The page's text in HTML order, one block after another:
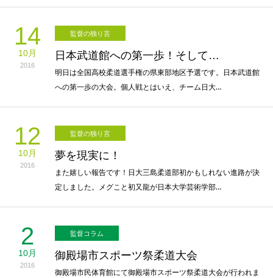
14
10月
2016
監督の独り言
日本武道館への第一歩！そして…
明日は全国高校柔道選手権の県東部地区予選です。日本武道館
への第一歩の大会。個人戦とはいえ、チーム日大…
12
10月
2016
監督の独り言
夢を現実に！
また嬉しい報告です！日大三島柔道部初かもしれない進路が決
定しました。メグこと初又龍が日本大学芸術学部…
2
10月
2016
監督コラム
御殿場市スポーツ祭柔道大会
御殿場市民体育館にて御殿場市スポーツ祭柔道大会が行われま